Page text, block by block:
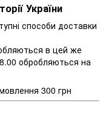
України
способи доставки
в цей же
обробляються на
300 грн